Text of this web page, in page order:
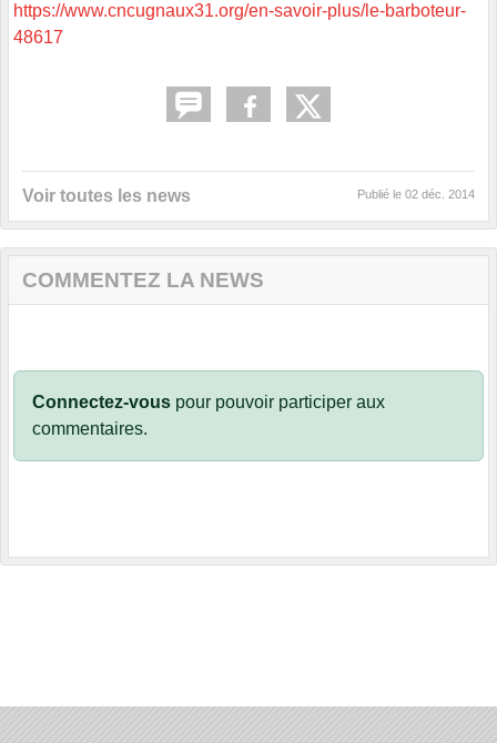
https://www.cncugnaux31.org/en-savoir-plus/le-barboteur-
48617
Voir toutes les news Publié le 02 déc. 2014
COMMENTEZ LA NEWS
Connectez-vous pour pouvoir participer aux
commentaires.